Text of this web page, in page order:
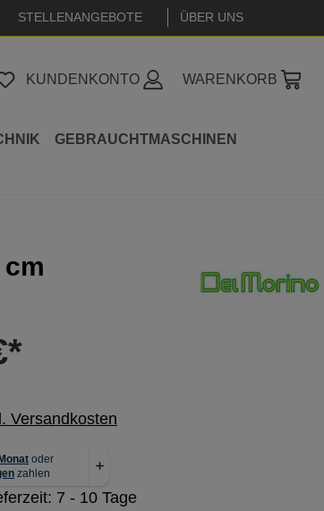
STELLENANGEBOTE ÜBER UNS
KUNDENKONTO WARENKORB
GEBRAUCHTMASCHINEN
Versandkosten
7 - 10 Tage